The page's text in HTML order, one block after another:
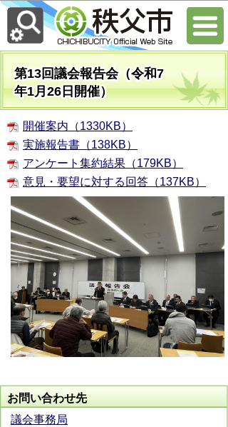
第13回議会報告会（令和7
年1月26日開催）
開催案内（1330KB）
実施報告書（138KB）
アンケート集約結果（179KB）
意見・要望に対する回答（137KB）
お問い合わせ先
議会事務局